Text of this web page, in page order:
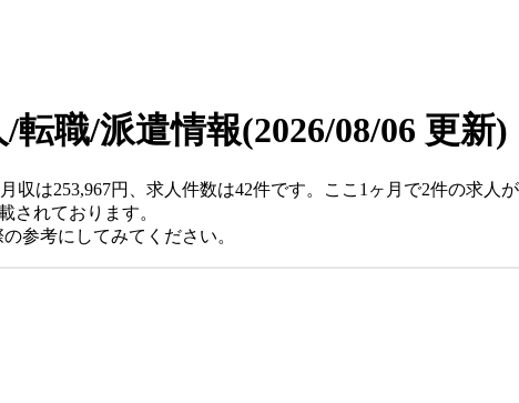
転職/派遣情報(2026/08/06 更新)
は253,967円、求人件数は42件です。ここ1ヶ月で2件の求人
されております。
参考にしてみてください。